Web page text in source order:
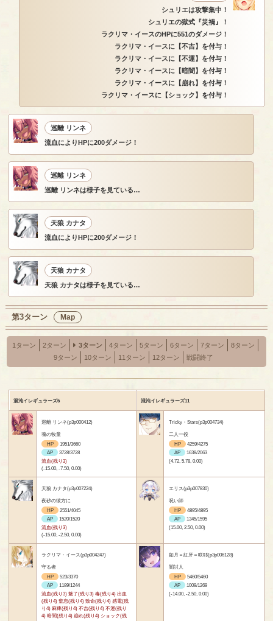
シュリエは攻撃集中！
シュリエの獄式『災禍』！
ラクリマ・イースのHPに551のダメージ！
ラクリマ・イースに【不吉】を付与！
ラクリマ・イースに【不運】を付与！
ラクリマ・イースに【暗闇】を付与！
ラクリマ・イースに【崩れ】を付与！
ラクリマ・イースに【ショック】を付与！
巡離 リンネ
流血によりHPに200ダメージ！
巡離 リンネ
巡離 リンネは様子を見ている…
天狼 カナタ
流血によりHPに200ダメージ！
天狼 カナタ
天狼 カナタは様子を見ている…
第3ターン Map
1ターン 2ターン 3ターン 4ターン 5ターン 6ターン 7ターン
8ターン
9ターン
10ターン 11ターン 12ターン 戦闘終了
混沌イレギュラーズ6 混沌イレギュラーズ11
巡離 リンネ(p3p000412)
魂の牧童
HP
1951/3660
AP
3728/3728
流血(残り3)
(-15.00, -7.50, 0.00)
Tricky・Stars(p3p004734)
二人一役
HP
4259/4275
AP
1638/2063
(4.72, 5.78, 0.00)
天狼 カナタ(p3p007224)
夜砂の彼方に
HP
2551/4045
AP
1520/1520
流血(残り3)
(-15.00, -2.50, 0.00)
エリス(p3p007830)
呪い師
HP
4895/4895
AP
1345/1595
(15.00, 2.50, 0.00)
ラクリマ・イース(p3p004247)
守る者
HP
523/3370
AP
1189/1244
流血(残り3) 魅了(残り3) 毒(残り4) 出血
(残り4) 窒息(残り4) 致命(残り4) 感電(残
り4) 麻痺(残り4) 不吉(残り4) 不運(残り
4) 暗闇(残り4) 崩れ(残り4) ショック(残
如月＝紅牙＝咲耶(p3p006128)
闇討人
HP
5460/5460
AP
1009/1269
(-14.00, -2.50, 0.00)